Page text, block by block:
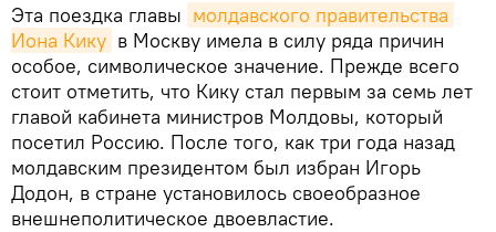
Эта поездка главы молдавского правительства
Иона Кику в Москву имела в силу ряда причин
особое, символическое значение. Прежде всего
стоит отметить, что Кику стал первым за семь лет
главой кабинета министров Молдовы, который
посетил Россию. После того, как три года назад
молдавским президентом был избран Игорь
Додон, в стране установилось своеобразное
внешнеполитическое двоевластие.